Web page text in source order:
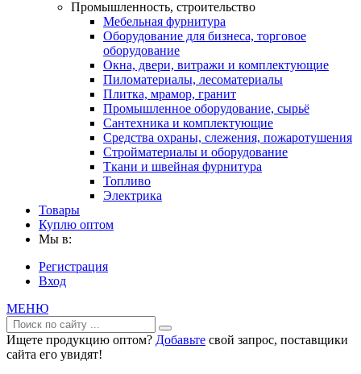
Промышленность, строительство
Мебельная фурнитура
Оборудование для бизнеса, торговое
оборудование
Окна, двери, витражи и комплектующие
Пиломатериалы, лесоматериалы
Плитка, мрамор, гранит
Промышленное оборудование, сырьё
Сантехника и комплектующие
Средства охраны, слежения, пожаротушения
Стройматериалы и оборудование
Ткани и швейная фурнитура
Топливо
Электрика
Товары
Куплю оптом
Мы в:
Регистрация
Вход
МЕНЮ
Ищете продукцию оптом? Добавьте свой запрос, поставщики
сайта его увидят!